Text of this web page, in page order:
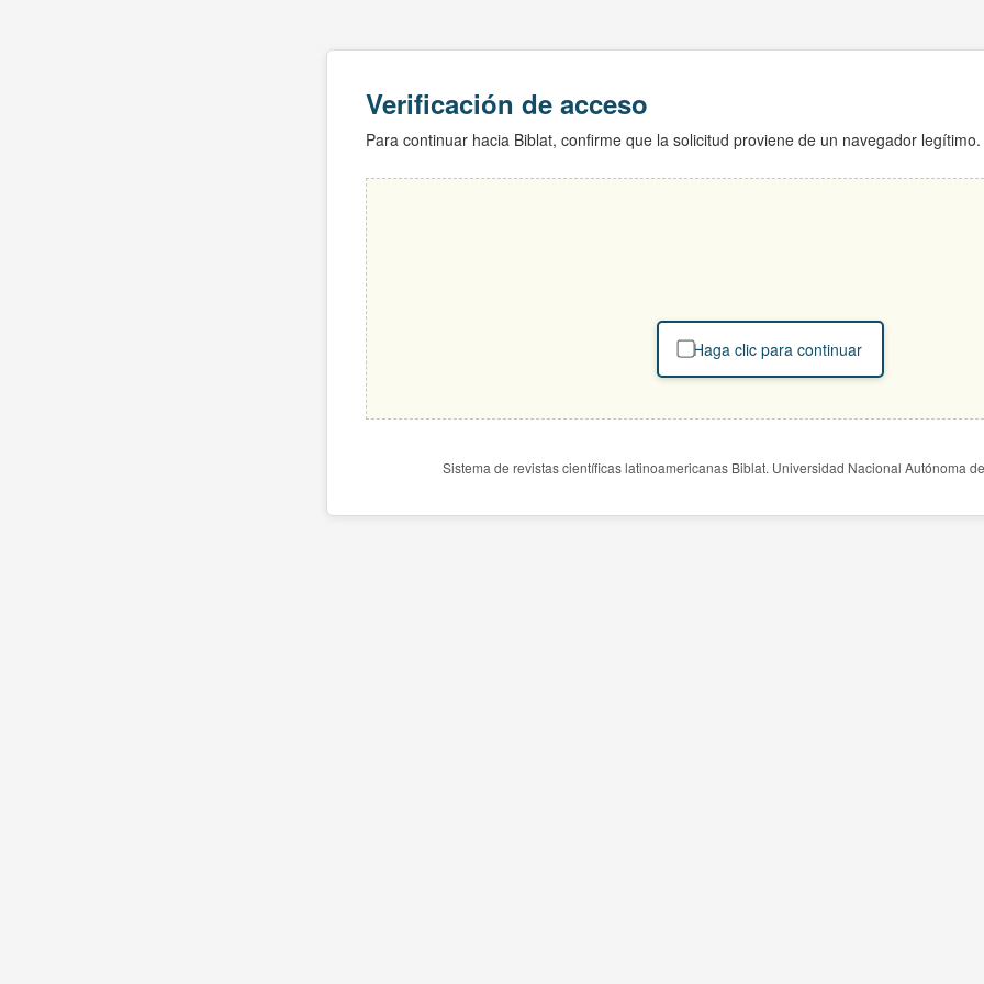
Verificación de acceso
Para continuar hacia Biblat, confirme que la solicitud proviene de un navegador legítimo.
Haga clic para continuar
Sistema de revistas científicas latinoamericanas Biblat. Universidad Nacional Autónoma